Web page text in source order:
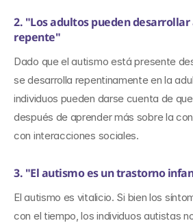
2. "Los adultos pueden
repente"
Dado que el autismo está presente
se desarrolla repentinamente en la
individuos pueden darse cuenta de
después de aprender más sobre la
con interacciones sociales.
3. "El autismo es un trastorno
El autismo es vitalicio. Si bien los
con el tiempo, los individuos autistas